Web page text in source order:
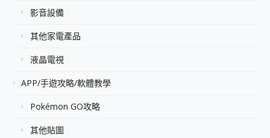
影音設備
其他家電產品
液晶電視
APP/手遊攻略/軟體教學
Pokémon GO攻略
其他貼圖